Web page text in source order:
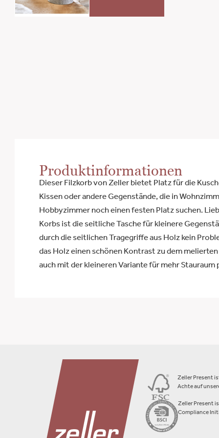
Produktinformationen
Dieser Filzkorb von Zeller bietet Platz für die
Kissen oder andere Gegenstände, die in
Hobbyzimmer noch einen festen Platz suchen.
Korbs ist die seitliche Tasche für kleinere
durch die seitlichen Tragegriffe aus Holz kein
das Holz einen schönen Kontrast zu dem
auch mit der kleineren Variante für mehr
Zeller Present
Achte auf
Zeller Present
Compliance